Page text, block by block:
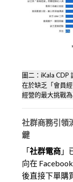
圖二：iKala CDP
在於缺乏「會員
經營的最大挑戰
社群商務引領
鍵
「社群電商 」
向在
後直接下單購